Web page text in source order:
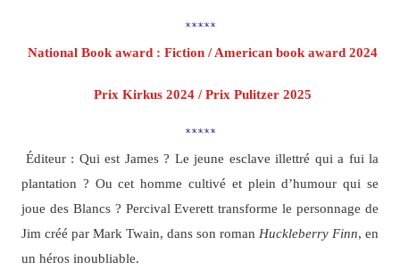
*****
National Book award : Fiction / American book award 2024
Prix Kirkus 2024 / Prix Pulitzer 2025
*****
Éditeur : Qui est James ? Le jeune esclave illettré qui a fui la
plantation ? Ou cet homme cultivé et plein d’humour qui se
joue des Blancs ? Percival Everett transforme le personnage de
Jim créé par Mark Twain, dans son roman Huckleberry Finn, en
un héros inoubliable.